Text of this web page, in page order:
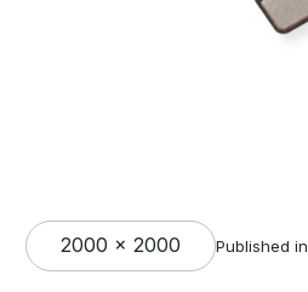
Full
size
2000 × 2000 Published in